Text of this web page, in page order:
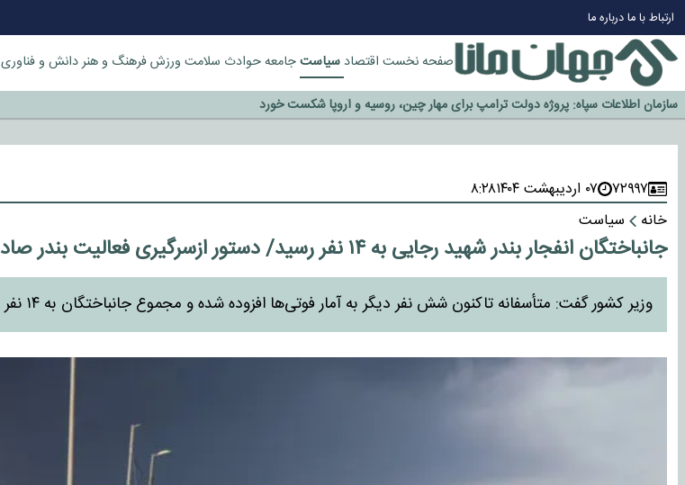
ارتباط با مادرباره ما
صفحه نخست اقتصاد سیاستجامعهحوادث سلامت ورزشفرهنگ و هنردانش و فناوری
چرا طلا دوباره افزایشی شد؟
گزینه جدایی اوسمار روی میز مدیران پرسپولیس
آیا رئیس جمهور آمریکا قانون را دور می‌زند؟
اخراج رسمی چهره نامدار از پرسپولیس
سازمان اطلاعات سپاه: پروژه دولت ترامپ برای مهار چین، روسیه و اروپا شکست خورد
۷۲۹۹۷ ۰۷ اردیبهشت ۱۴۰۴
۸:۲۸
خانه
سیاست
جانباختگان انفجار بندر شهید رجایی به ۱۴ نفر رسید/ دستور ازسرگیری فعالیت بندر صادر شد
وزیر کشور گفت: متأسفانه تاکنون شش نفر دیگر به آمار فوتی‌ها افزوده شده و مجموع جانباختگان به ۱۴ نفر رسیده است.